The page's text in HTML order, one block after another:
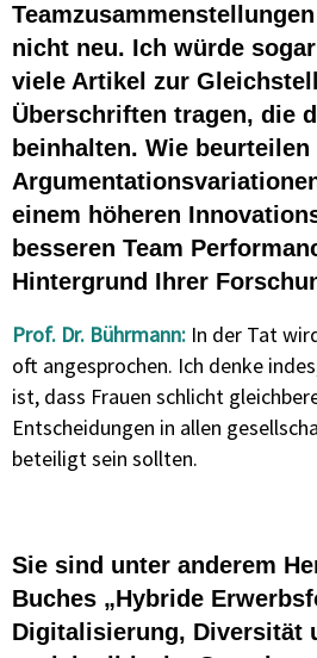
nicht neu. Ich würde
viele Artikel zur
Überschriften tragen, die
beinhalten. Wie beurteilen
einem höheren
besseren Team
Hintergrund Ihrer
Prof. Dr. Bührmann: In der Tat
oft angesprochen. Ich denke
ist, dass Frauen schlicht
Entscheidungen in allen
beteiligt sein sollten.
Sie sind unter anderem
Buches „Hybride
Digitalisierung, Diversität